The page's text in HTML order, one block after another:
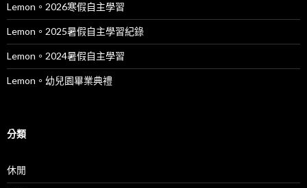
Lemon。2026寒假自主學習
Lemon。2025暑假自主學習紀錄
Lemon。2024暑假自主學習
Lemon。幼兒園畢業典禮
分類
休閒